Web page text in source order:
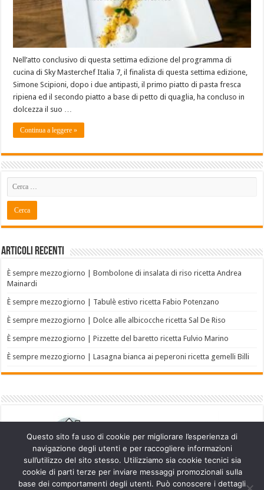
Nell’atto conclusivo di questa settima edizione del programma di
cucina di Sky Masterchef Italia 7, il finalista di questa settima edizione,
Simone Scipioni, dopo i due antipasti, il primo piatto di pasta fresca
ripiena ed il secondo piatto a base di petto di quaglia, ha concluso in
dolcezza il suo …
Continua a leggere »
Articoli recenti
È sempre mezzogiorno | Bombolone di insalata di riso ricetta Andrea
Mainardi
È sempre mezzogiorno | Tabulè estivo ricetta Fabio Potenzano
È sempre mezzogiorno | Dolce alle albicocche ricetta Sal De Riso
È sempre mezzogiorno | Pizzette del baretto ricetta Fulvio Marino
È sempre mezzogiorno | Lasagna bianca ai peperoni ricetta gemelli Billi
Questo sito fa uso di cookie per migliorare l’esperienza di
navigazione degli utenti e per raccogliere informazioni
sull’utilizzo del sito stesso. Utilizziamo sia cookie tecnici sia
cookie di parti terze per inviare messaggi promozionali sulla
base dei comportamenti degli utenti. Può conoscere i dettagli